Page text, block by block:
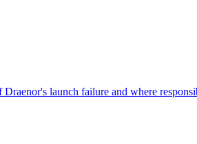
Draenor's launch failure and where